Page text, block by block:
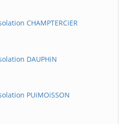
CHAMPTERCiER
DAUPHiN
PUiMOiSSON